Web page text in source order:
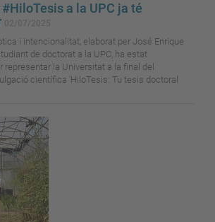
a la UPC ja té
i intencionalitat, elaborat per José Enrique
de doctorat a la UPC, ha estat
representar la Universitat a la final del
científica 'HiloTesis: Tu tesis doctoral